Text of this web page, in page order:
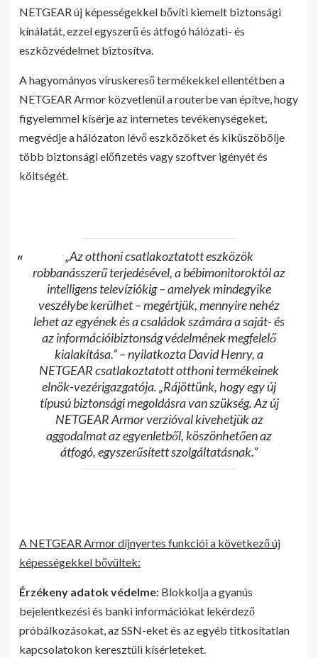
NETGEAR új képességekkel bővíti kiemelt biztonsági
kínálatát, ezzel egyszerű és átfogó hálózati- és
eszközvédelmet biztosítva.
A hagyományos víruskereső termékekkel ellentétben a
NETGEAR Armor közvetlenül a routerbe van építve, hogy
figyelemmel kísérje az internetes tevékenységeket,
megvédje a hálózaton lévő eszközöket és kiküszöbölje
több biztonsági előfizetés vagy szoftver igényét és
költségét.
„Az otthoni csatlakoztatott eszközök
robbanásszerű terjedésével, a bébimonitoroktól az
intelligens televíziókig – amelyek mindegyike
veszélybe kerülhet – megértjük, mennyire nehéz
lehet az egyének és a családok számára a saját- és
az információibiztonság védelmének megfelelő
kialakítása.” – nyilatkozta David Henry, a
NETGEAR csatlakoztatott otthoni termékeinek
elnök-vezérigazgatója. „Rájöttünk, hogy egy új
típusú biztonsági megoldásra van szükség. Az új
NETGEAR Armor verzióval kivehetjük az
aggodalmat az egyenletből, köszönhetően az
átfogó, egyszerűsített szolgáltatásnak.”
A NETGEAR Armor díjnyertes funkciói a következő új
képességekkel bővültek:
Érzékeny adatok védelme: Blokkolja a gyanús
bejelentkezési és banki információkat lekérdező
próbálkozásokat, az SSN-eket és az egyéb titkosítatlan
kapcsolatokon keresztüli kísérleteket.